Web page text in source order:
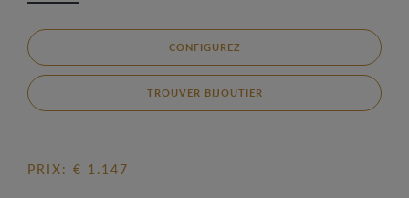
CONFIGUREZ
TROUVER BIJOUTIER
PRIX: € 1.147